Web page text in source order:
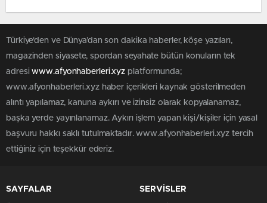
Türkiye'den ve Dünya’dan son dakika haberler, köşe yazıları,
magazinden siyasete, spordan seyahate bütün konuların tek
adresiwww.afyonhaberleri.xyz platformunda;
www.afyonhaberleri.xyz haber içerikleri kaynak gösterilmeden
alıntı yapılamaz, kanuna aykırı ve izinsiz olarak kopyalanamaz,
başka yerde yayınlanamaz. Aykırı işlem yapan kişi/kişiler için yasal
başvuru hakkı saklı tutulmaktadır. www.afyonhaberleri.xyz tercih
ettiğiniz için teşekkür ederiz.
SAYFALAR SERVİSLER